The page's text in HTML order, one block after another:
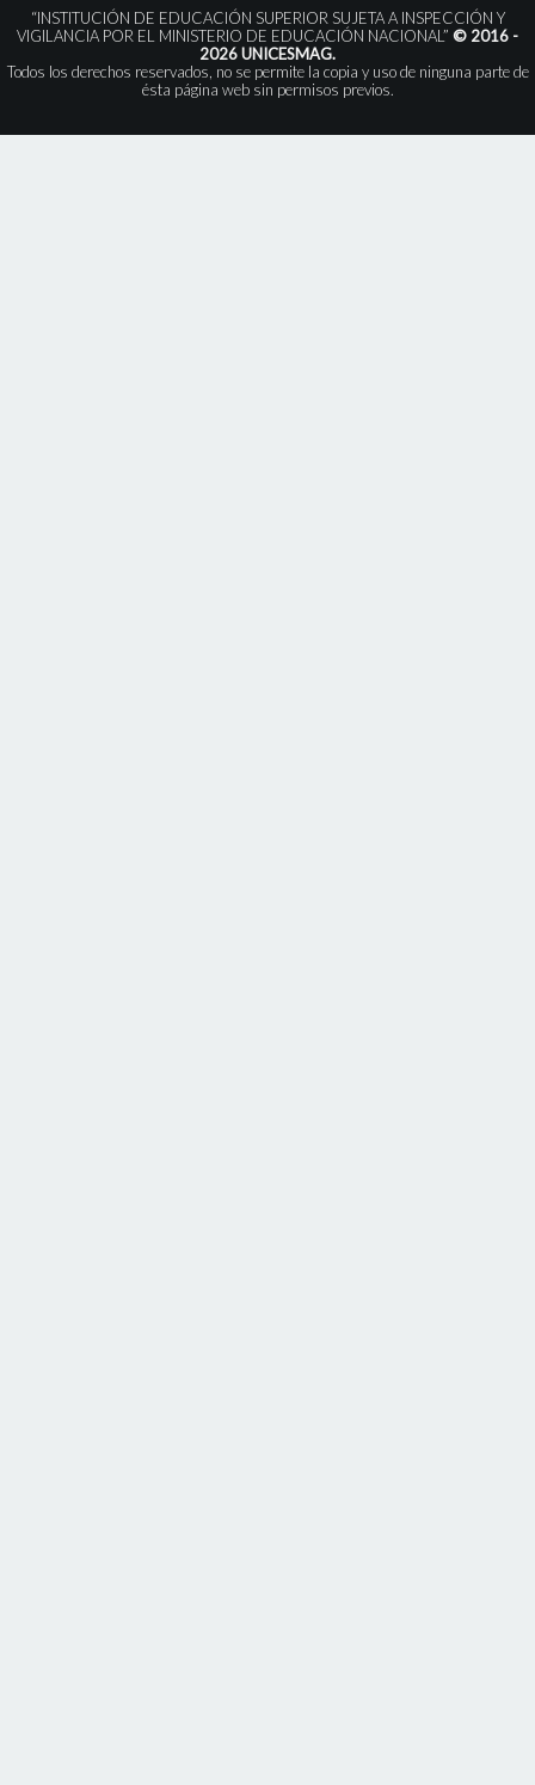
“INSTITUCIÓN DE EDUCACIÓN SUPERIOR SUJETA A INSPECCIÓN Y
VIGILANCIA POR EL MINISTERIO DE EDUCACIÓN NACIONAL” © 2016 -
2026 UNICESMAG.
Todos los derechos reservados, no se permite la copia y uso de ninguna parte de
ésta página web sin permisos previos.